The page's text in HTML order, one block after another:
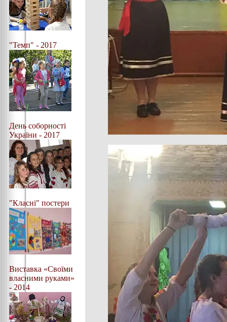
"Темп" - 2017
День соборності
України - 2017
"Класні" постери
Виставка «Своїми
власними руками»
- 2014